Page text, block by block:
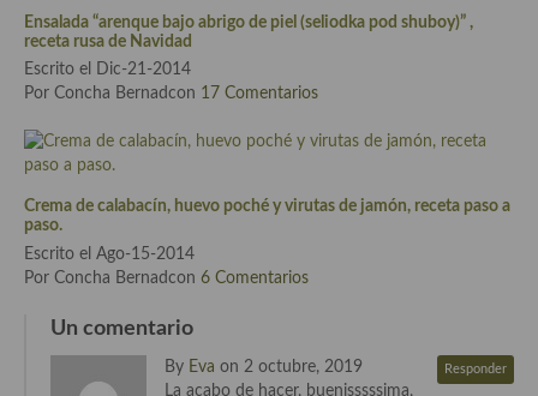
Cocina de Guatemala
Cocina de Nicaragua
Cocina Jamaicana
Cocina Mexicana
Cocina peruana
Cocina de Oriente Medio
Ensalada “arenque bajo abrigo de piel (seliodka pod shuboy)” ,
receta rusa de Navidad
Escrito el Dic-21-2014
Por Concha Bernadcon 17 Comentarios
Crema de calabacín, huevo poché y virutas de jamón, receta paso a
paso.
Escrito el Ago-15-2014
Por Concha Bernadcon 6 Comentarios
Un comentario
By Eva on 2 octubre, 2019 Responder
La acabo de hacer, buenisssssima,